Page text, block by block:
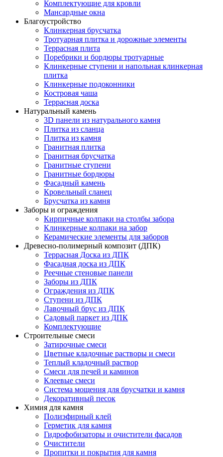
Комплектующие для кровли
Мансардные окна
Благоустройство
Клинкерная брусчатка
Тротуарная плитка и дорожные элементы
Террасная плита
Поребрики и бордюры тротуарные
Клинкерные ступени и напольная клинкерная
плитка
Клинкерные подоконники
Костровая чаша
Террасная доска
Натуральный камень
3D панели из натурального камня
Плитка из сланца
Плитка из камня
Гранитная плитка
Гранитная брусчатка
Гранитные ступени
Гранитные бордюры
Фасадный камень
Кровельный сланец
Брусчатка из камня
Заборы и ограждения
Кирпичные колпаки на столбы забора
Клинкерные колпаки на забор
Керамические элементы для заборов
Древесно-полимерный композит (ДПК)
Террасная Доска из ДПК
Фасадная доска из ДПК
Реечные стеновые панели
Заборы из ДПК
Ограждения из ДПК
Ступени из ДПК
Лавочный брус из ДПК
Садовый паркет из ДПК
Комплектующие
Строительные смеси
Затирочные смеси
Цветные кладочные растворы и смеси
Теплый кладочный раствор
Смеси для печей и каминов
Клеевые смеси
Система мощения для брусчатки и камня
Декоративный песок
Химия для камня
Полиэфирный клей
Герметик для камня
Гидрофобизаторы и очистители фасадов
Очистители
Пропитки и покрытия для камня